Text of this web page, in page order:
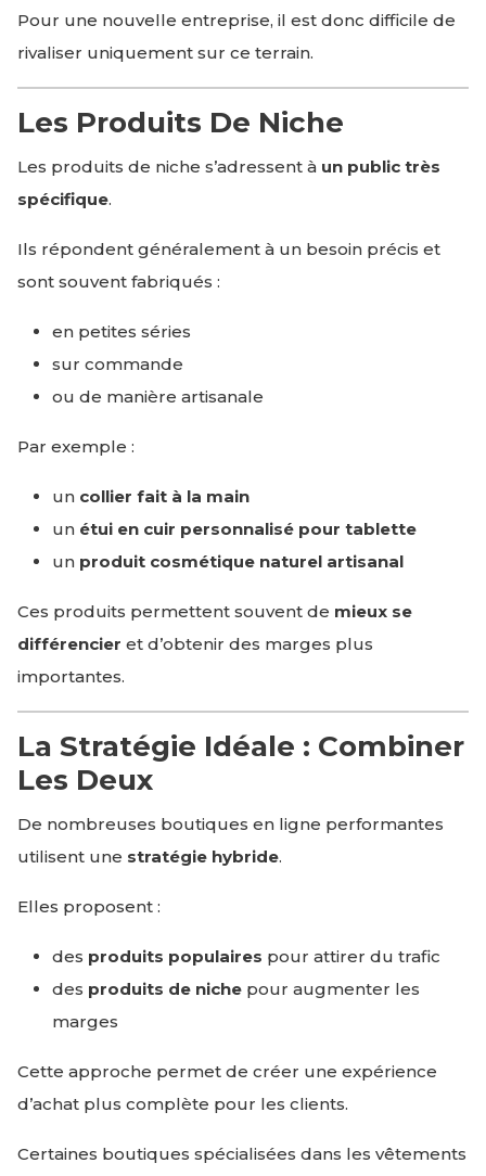
Pour une nouvelle entreprise, il est donc difficile de
rivaliser uniquement sur ce terrain.
Les Produits De Niche
Les produits de niche s’adressent à un public très
spécifique.
Ils répondent généralement à un besoin précis et
sont souvent fabriqués :
en petites séries
sur commande
ou de manière artisanale
Par exemple :
un collier fait à la main
un étui en cuir personnalisé pour tablette
un produit cosmétique naturel artisanal
Ces produits permettent souvent de mieux se
différencier et d’obtenir des marges plus
importantes.
La Stratégie Idéale : Combiner
Les Deux
De nombreuses boutiques en ligne performantes
utilisent une stratégie hybride.
Elles proposent :
des produits populaires pour attirer du trafic
des produits de niche pour augmenter les
marges
Cette approche permet de créer une expérience
d’achat plus complète pour les clients.
Certaines boutiques spécialisées dans les vêtements